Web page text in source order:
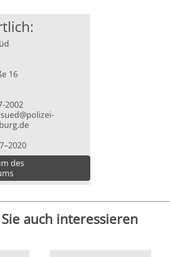
16
2002
des
auch interessieren